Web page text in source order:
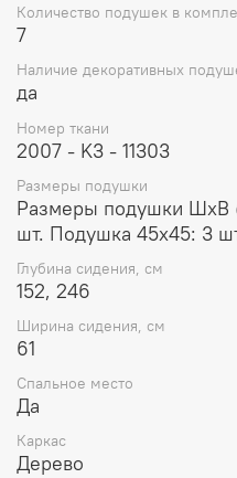
Количество подушек в
7
Наличие декоративных
да
Номер ткани
2007 - K3 - 11303
Размеры подушки
Размеры подушки ШхВ
шт. Подушка 45x45: 3
Глубина сидения, см
152, 246
Ширина сидения, см
61
Спальное место
Да
Каркас
Дерево